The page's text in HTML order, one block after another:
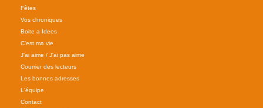
Fêtes
Vos chroniques
Boite a Idees
C'est ma vie
J'ai aime / J'ai pas aime
Courrier des lecteurs
Les bonnes adresses
L'équipe
Contact